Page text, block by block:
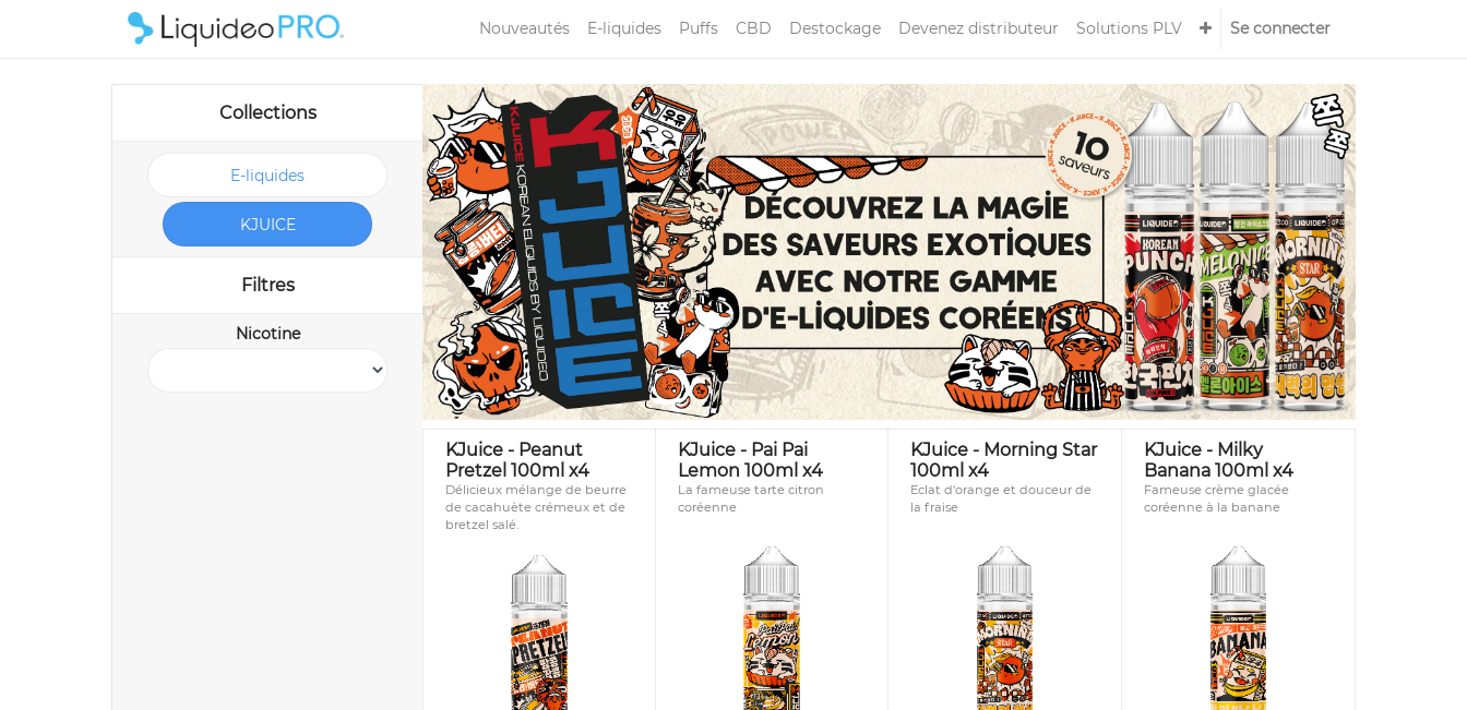
Nouveautés E-liquides Puffs CBD Destockage Devenez distributeur Solutions PLV Se connecter
Collections
E-liquides
KJUICE
Filtres
Nicotine
KJuice - Peanut
Pretzel 100ml x4
Délicieux mélange de beurre
de cacahuète crémeux et de
bretzel salé.
KJuice - Pai Pai
Lemon 100ml x4
La fameuse tarte citron
coréenne
KJuice - Morning Star
100ml x4
Eclat d'orange et douceur de
la fraise
KJuice - Milky
Banana 100ml x4
Fameuse crème glacée
coréenne à la banane